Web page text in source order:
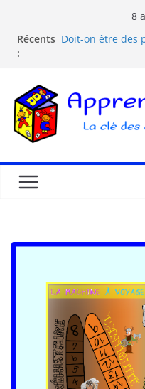
8
Récents
:
Doit-on être des
La pédagogie
Comprendre la